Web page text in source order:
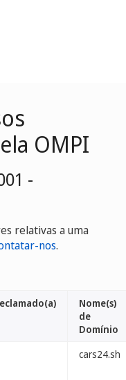
OMPI
-
relativas a uma
nos.
Nome(s)
de
Domínio
cars24.sh